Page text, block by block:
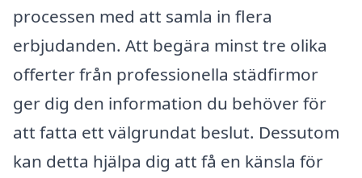
processen med att samla in flera
erbjudanden. Att begära minst tre olika
offerter från professionella städfirmor
ger dig den information du behöver för
att fatta ett välgrundat beslut. Dessutom
kan detta hjälpa dig att få en känsla för